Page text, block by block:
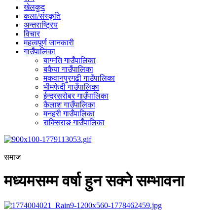
खेलकुद
कला/संस्कृति
अन्तराष्ट्रिय
विचार
महत्वपूर्ण जानकारी
गाउँपालिका
बाग्मति गाउँपालिका
बकैया गाउँपालिका
मकवानपुरगढी गाउँपालिका
भीमफेदी गाउँपालिका
ईन्द्रसरोबर गाउँपालिका
कैलाश गाउँपालिका
मनहरी गाउँपालिका
राक्सिराङ गाउँपालिका
समाज
मध्यमसम्म वर्षा हुन सक्ने सम्भावना